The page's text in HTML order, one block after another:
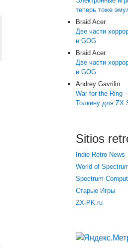
теперь тоже
Braid Acer
Две части
и GOG
Braid Acer
Две части
и GOG
Andrey Gavrilin
War for the Ring
Толкину для ZX
Sitios
Indie Retro News
World of
Spectrum
Старые Игры
ZX-PK.ru